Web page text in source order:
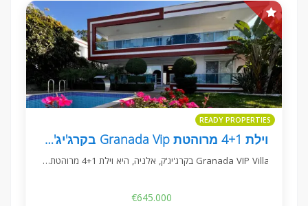
READY PROPERTIES
וילת 4+1 מרוהטת Granada Vip בקרג'יג'ק, אלניה
Granada VIP Villa בקרג'יג'ק, אלניה, היא וילת 4+1 מרוהטת…
€645.000